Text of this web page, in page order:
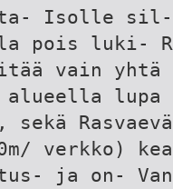
Isolle sil-
pois luki-
vain
lupa
sekä
verkko)
ja on-